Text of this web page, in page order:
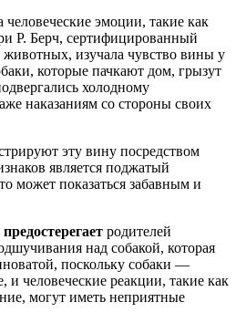
эмоции, такие как
Р. Берч, сертифицированный
изучала чувство вины у
которые пачкают дом, грызут
холодному
наказаниям со стороны своих
эту вину посредством
является поджатый
может показаться забавным и
предостерегает родителей
над собакой, которая
поскольку собаки —
человеческие реакции, такие как
могут иметь неприятные